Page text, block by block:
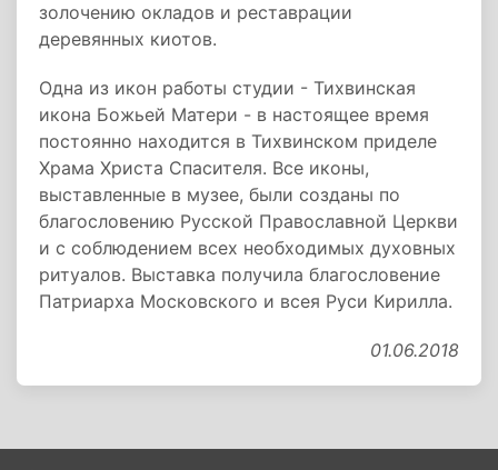
золочению окладов и реставрации
деревянных киотов.
Одна из икон работы студии - Тихвинская
икона Божьей Матери - в настоящее время
постоянно находится в Тихвинском приделе
Храма Христа Спасителя. Все иконы,
выставленные в музее, были созданы по
благословению Русской Православной Церкви
и с соблюдением всех необходимых духовных
ритуалов. Выставка получила благословение
Патриарха Московского и всея Руси Кирилла.
01.06.2018